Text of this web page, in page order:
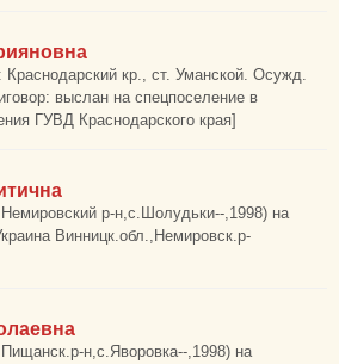
Краснодарский кр., ст. Уманской. Осужд.
выслан на спецпоселение в
ГУВД Краснодарского края]
р-н,с.Шолудьки--,1998) на
Винницк.обл.,Немировск.р-
н,с.Яворовка--,1998) на